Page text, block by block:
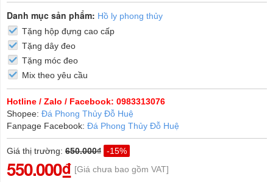
Danh mục sản phẩm: Hồ ly phong thủy
Tặng hộp đựng cao cấp
Tặng dây đeo
Tặng móc đeo
Mix theo yêu cầu
Hotline / Zalo / Facebook: 0983313076
Shopee: Đá Phong Thủy Đỗ Huệ
Fanpage Facebook: Đá Phong Thủy Đỗ Huệ
Giá thị trường: 650.000₫ -15%
550.000₫ [Giá chưa bao gồm VAT]